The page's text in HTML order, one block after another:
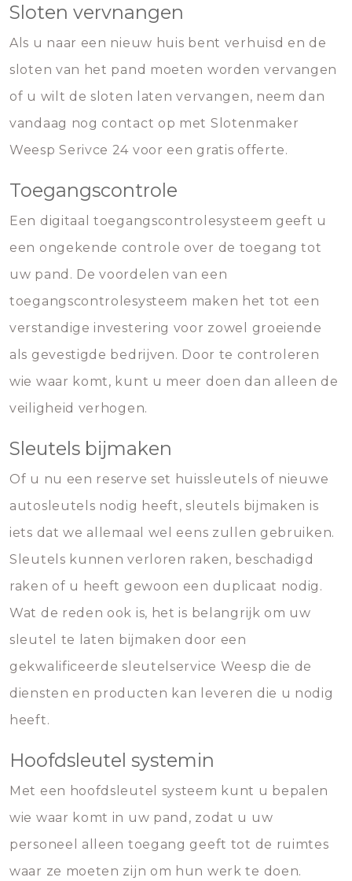
Sloten vervnangen
Als u naar een nieuw huis bent verhuisd en de
sloten van het pand moeten worden vervangen
of u wilt de sloten laten vervangen, neem dan
vandaag nog contact op met Slotenmaker
Weesp Serivce 24 voor een gratis offerte.
Toegangscontrole
Een digitaal toegangscontrolesysteem geeft u
een ongekende controle over de toegang tot
uw pand. De voordelen van een
toegangscontrolesysteem maken het tot een
verstandige investering voor zowel groeiende
als gevestigde bedrijven. Door te controleren
wie waar komt, kunt u meer doen dan alleen de
veiligheid verhogen.
Sleutels bijmaken
Of u nu een reserve set huissleutels of nieuwe
autosleutels nodig heeft, sleutels bijmaken is
iets dat we allemaal wel eens zullen gebruiken.
Sleutels kunnen verloren raken, beschadigd
raken of u heeft gewoon een duplicaat nodig.
Wat de reden ook is, het is belangrijk om uw
sleutel te laten bijmaken door een
gekwalificeerde sleutelservice Weesp die de
diensten en producten kan leveren die u nodig
heeft.
Hoofdsleutel systemin
Met een hoofdsleutel systeem kunt u bepalen
wie waar komt in uw pand, zodat u uw
personeel alleen toegang geeft tot de ruimtes
waar ze moeten zijn om hun werk te doen.